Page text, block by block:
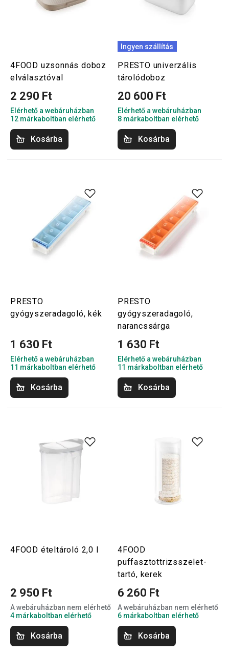
4FOOD uzsonnás doboz
elválasztóval
2 290 Ft
Elérhető a webáruházban
12 márkaboltban elérhető
Kosárba
Ingyen szállítás
PRESTO univerzális
tárolódoboz
20 600 Ft
Elérhető a webáruházban
8 márkaboltban elérhető
Kosárba
PRESTO
gyógyszeradagoló, kék
1 630 Ft
Elérhető a webáruházban
11 márkaboltban elérhető
Kosárba
PRESTO
gyógyszeradagoló,
narancssárga
1 630 Ft
Elérhető a webáruházban
11 márkaboltban elérhető
Kosárba
4FOOD ételtároló 2,0 l
2 950 Ft
A webáruházban nem elérhető
4 márkaboltban elérhető
Kosárba
4FOOD
puffasztottrizsszelet-
tartó, kerek
6 260 Ft
A webáruházban nem elérhető
6 márkaboltban elérhető
Kosárba